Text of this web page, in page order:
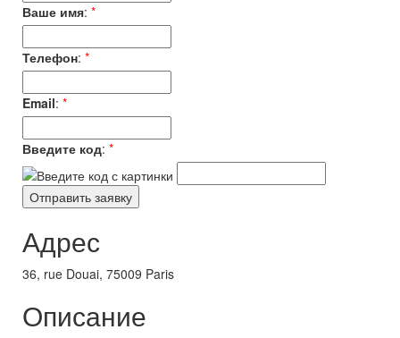
Ваше имя: *
Телефон: *
Email: *
Введите код: *
Адрес
36, rue Douai, 75009 Paris
Описание